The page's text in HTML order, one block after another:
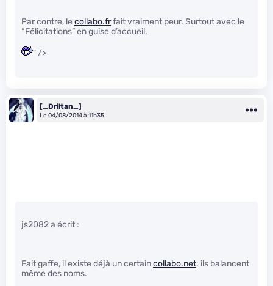
Par contre, le collabo.frfait vraiment peur. Surtout avec le
“Félicitations” en guise d’accueil.
" />
[_Driltan_]
Le 04/08/2014 à 11h35
js2082 a écrit :
Fait gaffe, il existe déjà un certaincollabo.net: ils balancent
même des noms.